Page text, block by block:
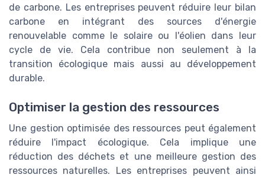
de carbone. Les entreprises peuvent réduire leur bilan
carbone en intégrant des sources d'énergie
renouvelable comme le solaire ou l'éolien dans leur
cycle de vie. Cela contribue non seulement à la
transition écologique mais aussi au développement
durable.
Optimiser la gestion des ressources
Une gestion optimisée des ressources peut également
réduire l'impact écologique. Cela implique une
réduction des déchets et une meilleure gestion des
ressources naturelles. Les entreprises peuvent ainsi